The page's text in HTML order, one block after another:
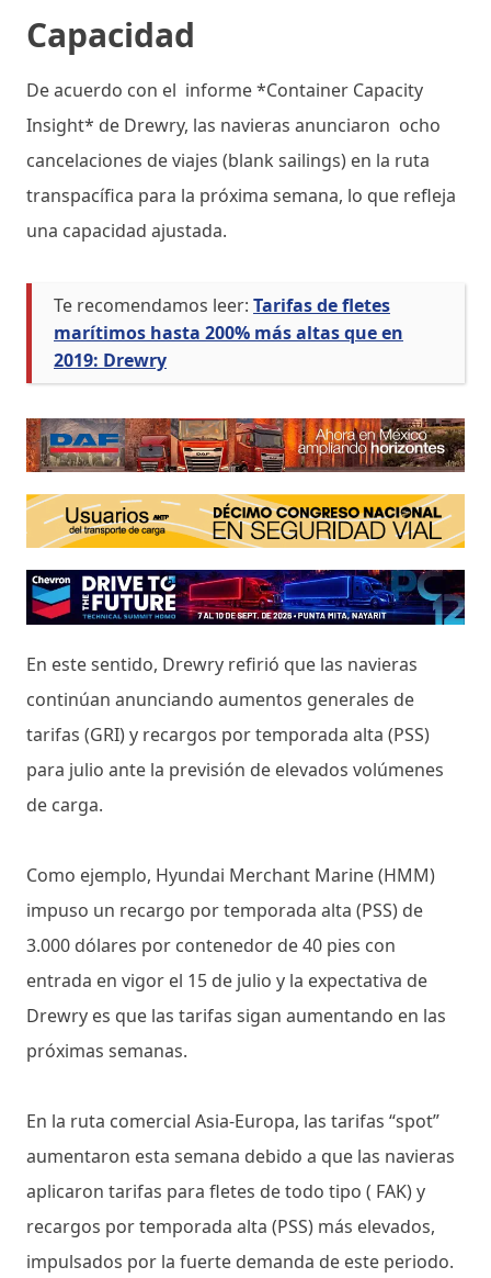
Capacidad
De acuerdo con el informe *Container Capacity
Insight* de Drewry, las navieras anunciaron ocho
cancelaciones de viajes (blank sailings) en la ruta
transpacífica para la próxima semana, lo que refleja
una capacidad ajustada.
Te recomendamos leer: Tarifas de fletes
marítimos hasta 200% más altas que en
2019: Drewry
En este sentido, Drewry refirió que las navieras
continúan anunciando aumentos generales de
tarifas (GRI) y recargos por temporada alta (PSS)
para julio ante la previsión de elevados volúmenes
de carga.
Como ejemplo, Hyundai Merchant Marine (HMM)
impuso un recargo por temporada alta (PSS) de
3.000 dólares por contenedor de 40 pies con
entrada en vigor el 15 de julio y la expectativa de
Drewry es que las tarifas sigan aumentando en las
próximas semanas.
En la ruta comercial Asia-Europa, las tarifas “spot”
aumentaron esta semana debido a que las navieras
aplicaron tarifas para fletes de todo tipo ( FAK) y
recargos por temporada alta (PSS) más elevados,
impulsados ​​por la fuerte demanda de este periodo.